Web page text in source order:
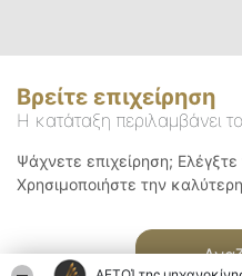
Βρείτε επιχείρηση
Η κατάταξη περιλαμβάνει
Ψάχνετε επιχείρηση;
Χρησιμοποιήστε την